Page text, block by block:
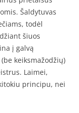
Šaldytuvas
todėl
šiuos
į galvą
keiksmažodžių)
Laimei,
principu, nei